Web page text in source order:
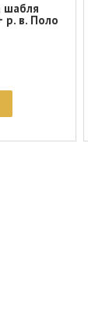
шабля
р. в. Поло